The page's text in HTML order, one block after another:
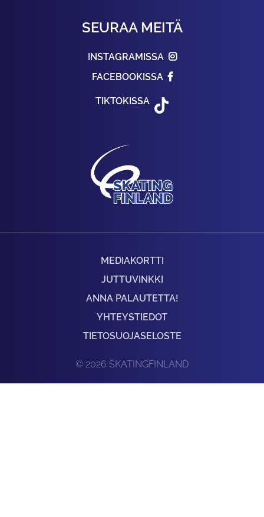
SEURAA MEITÄ
INSTAGRAMISSA
FACEBOOKISSA
TIKTOKISSA
MEDIAKORTTI
JUTTUVINKKI
ANNA PALAUTETTA!
YHTEYSTIEDOT
TIETOSUOJASELOSTE
© 2026 SKATINGFINLAND